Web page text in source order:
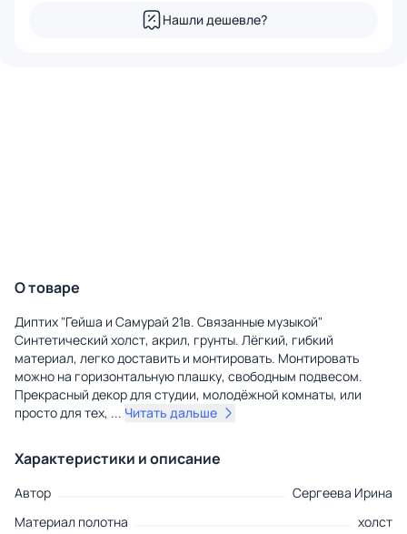
Нашли дешевле?
О товаре
Диптих "Гейша и Самурай 21в. Связанные музыкой"
Синтетический холст, акрил, грунты. Лёгкий, гибкий
материал, легко доставить и монтировать. Монтировать
можно на горизонтальную плашку, свободным подвесом.
Прекрасный декор для студии, молодёжной комнаты, или
просто для тех, ... Читать дальше
Характеристики и описание
Автор
Сергеева Ирина
Материал полотна
холст